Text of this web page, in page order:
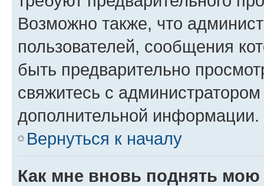
Возможно также, что
пользователей, сообщения
быть предварительно
свяжитесь с
дополнительной информации.
Вернуться к началу
Как мне вновь поднять мою